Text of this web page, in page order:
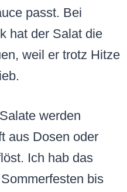
passt. Bei
hat der Salat die
weil er trotz Hitze
werden
aus Dosen oder
Ich hab das
bis